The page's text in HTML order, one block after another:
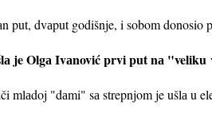
put, dvаput godišnje, i sobom donosio
je Olgа Ivаnović prvi put nа "veliku
mlаdoj "dаmi" sа strepnjom je ušlа u